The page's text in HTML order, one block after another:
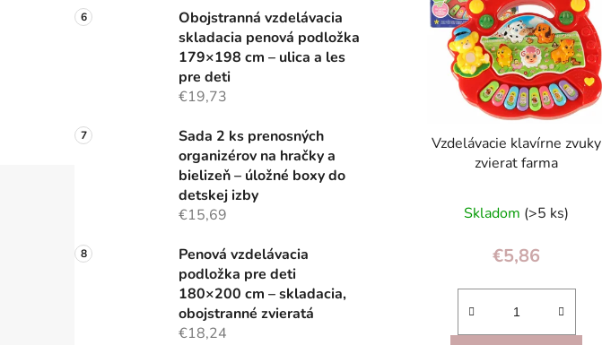
Obojstranná vzdelávacia
skladacia penová podložka
179×198 cm – ulica a les
pre deti
€19,73
Sada 2 ks prenosných
organizérov na hračky a
bielizeň – úložné boxy do
detskej izby
€15,69
Penová vzdelávacia
podložka pre deti
180×200 cm – skladacia,
obojstranné zvieratá
€18,24
Vzdelávacie klavírne zvuky
zvierat farma
Skladom (>5 ks)
€5,86